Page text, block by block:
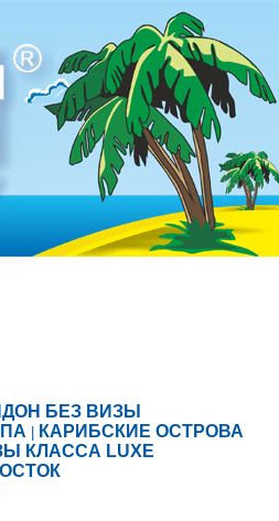
БЕЗ ВИЗЫ
КАРИБСКИЕ ОСТРОВА
КЛАССА LUXE